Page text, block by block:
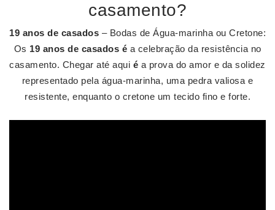
casamento?
19 anos de casados – Bodas de Água-marinha ou Cretone:
Os 19 anos de casados é a celebração da resistência no
casamento. Chegar até aqui é a prova do amor e da solidez
representado pela água-marinha, uma pedra valiosa e
resistente, enquanto o cretone um tecido fino e forte.